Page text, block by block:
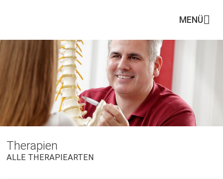
MENÜ
Therapien
ALLE THERAPIEARTEN